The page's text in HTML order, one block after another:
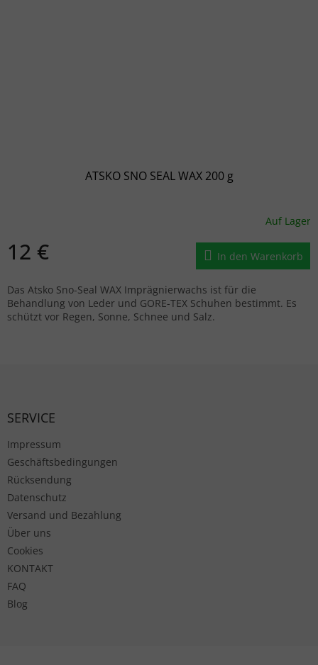
ATSKO SNO SEAL WAX 200 g
Auf Lager
12 € In den Warenkorb
Das Atsko Sno-Seal WAX Imprägnierwachs ist für die
Behandlung von Leder und GORE-TEX Schuhen bestimmt. Es
schützt vor Regen, Sonne, Schnee und Salz.
SERVICE
Impressum
Geschäftsbedingungen
Rücksendung
Datenschutz
Versand und Bezahlung
Über uns
Cookies
KONTAKT
FAQ
Blog